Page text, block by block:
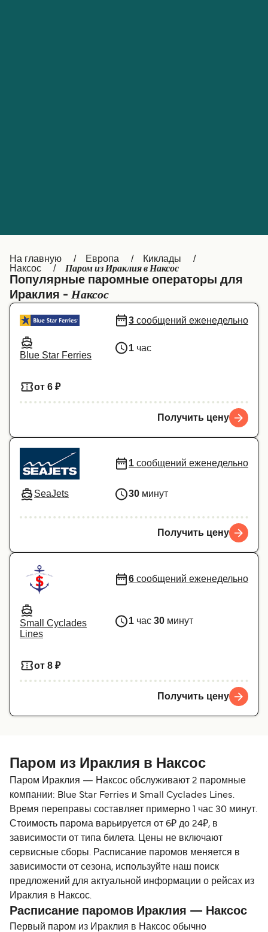
Italia Canada (FR)
Canada België (NL)
Ελλάδα Belgique (FR)
Polska
Schweiz (DE)
المغرب Maroc (FR)
На главную Европа
Киклады
Наксос
Паром из Ираклия в Наксос
Популярные паромные операторы для
Ираклия - Наксос
Blue Star Ferries
3 сообщений еженедельно
1 час
от 6 ₽
Получить цену
SeaJets
1 сообщений еженедельно
30 минут
Получить цену
Small Cyclades
Lines
6 сообщений еженедельно
1 час 30 минут
от 8 ₽
Получить цену
Паром из Ираклия в Наксос
Паром Ираклия — Наксос обслуживают 2 паромные
компании: Blue Star Ferries и Small Cyclades Lines.
Время переправы составляет примерно 1 час 30 минут.
Стоимость парома варьируется от 6₽ до 24₽, в
зависимости от типа билета. Цены не включают
сервисные сборы. Расписание паромов меняется в
зависимости от сезона, используйте наш поиск
предложений для актуальной информации о рейсах из
Ираклия в Наксос.
Расписание паромов Ираклия — Наксос
Первый паром из Ираклия в Наксос обычно